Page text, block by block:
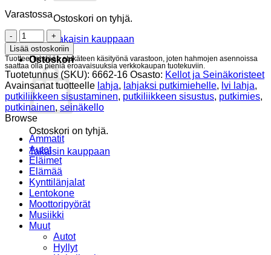
Ostoskori on tyhjä.
Takaisin kauppaan
Ostoskori
Ostoskori on tyhjä.
Takaisin kauppaan
Varastossa
Pieni
putkimiehen
kello
määrä
Lisää ostoskoriin
Tuotteet tehdään etukäteen käsityönä varastoon, joten hahmojen asennoissa
saattaa olla pieniä eroavaisuuksia verkkokaupan tuotekuviin.
Tuotetunnus (SKU): 6662-16 Osasto: Kellot ja Seinäkoristeet
Avainsanat tuotteelle lahja, lahjaksi putkimiehelle, lvi lahja,
putkiliikkeen sisustaminen, putkiliikkeen sisustus, putkimies,
putkinainen, seinäkello
Browse
Ammatit
Autot
Eläimet
Elämää
Kynttilänjalat
Lentokone
Moottoripyörät
Musiikki
Muut
Autot
Hyllyt